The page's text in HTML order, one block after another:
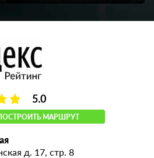
5.0
МАРШРУТ
д. 17, стр. 8